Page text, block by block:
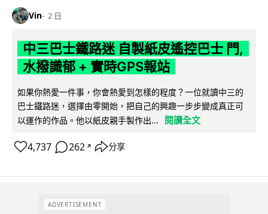
Vin 2 日
中三巴士鐵路迷 自製紙皮遙控巴士 門,
水撥識郁 + 實時GPS報站
如果你熱愛一件事，你會熱愛到怎樣的程度？一位就讀中三的
巴士鐵路迷，選擇由零開始，把自己的興趣一步步變成真正可
以運作的作品。他以紙皮親手製作出...
閱讀全文
4,737 262 ↗ 分享
ADVERTISEMENT